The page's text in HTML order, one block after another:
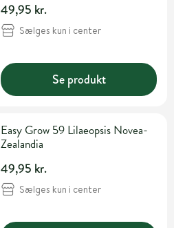
49,95 kr.
Sælges kun i center
Se produkt
Easy Grow 59 Lilaeopsis Novea-
Zealandia
49,95 kr.
Sælges kun i center